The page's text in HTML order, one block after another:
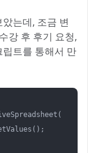
는데, 조금 변
강 후 후기 요청,
트를 통해서 만